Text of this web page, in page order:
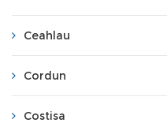
Ceahlau
Cordun
Costisa